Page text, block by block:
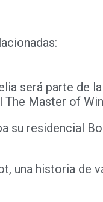
será parte de
The Master of
su residencial
una historia de